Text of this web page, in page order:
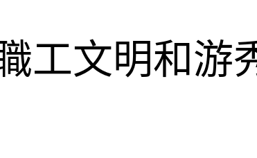
工文明和游